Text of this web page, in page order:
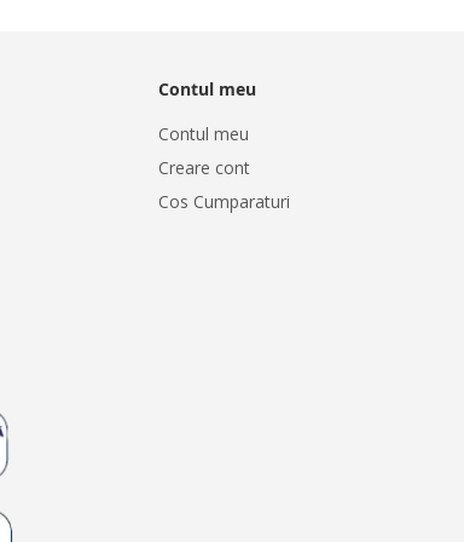
Contul meu
Contul meu
Creare cont
Cos Cumparaturi